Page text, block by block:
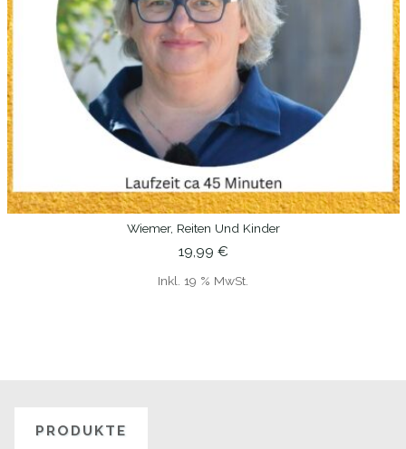
IN DEN WARENKORB
Wiemer, Reiten Und Kinder
19,99 €
Inkl. 19 % MwSt.
PRODUKTE